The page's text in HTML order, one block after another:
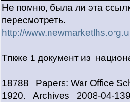
Не помню, была ли эта
пересмотреть.
http://
Тпкже 1 документ из
18788 Papers: War Office
1920. Archives 2008-04-